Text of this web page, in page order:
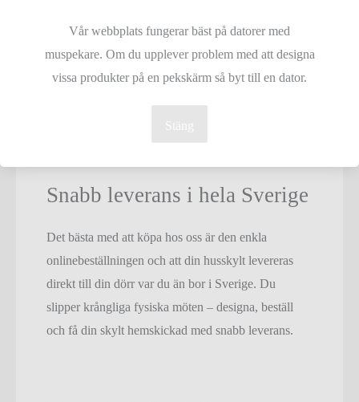
Vår webbplats fungerar bäst på datorer med
muspekare. Om du upplever problem med att designa
vissa produkter på en pekskärm så byt till en dator.
Stäng
Snabb leverans i hela Sverige
Det bästa med att köpa hos oss är den enkla
onlinebeställningen och att din husskylt levereras
direkt till din dörr var du än bor i Sverige. Du
slipper krångliga fysiska möten – designa, beställ
och få din skylt hemskickad med snabb leverans.